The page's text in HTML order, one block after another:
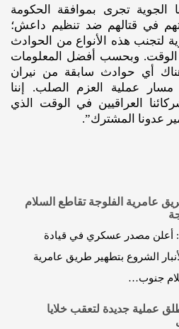
الجوية تجرى بموافقة الحكومة
في قتالهم ضد تنظيم داعش؛
لتجنب هذه الأنواع من الحوادث
وبحسب أفضل المعلومات
هناك أي حوادث سابقة من نيران
عملية العزم الصلب. إننا
العراقيين في الوقت الذي
عدونا المشترك”.
عامرية الفلوجة تقاطع السلام
أعلن مصدر عسكري في قيادة
الشروع بتطهير طريق عامرية
جنوب…
عملية جديدة لتعقب خلايا